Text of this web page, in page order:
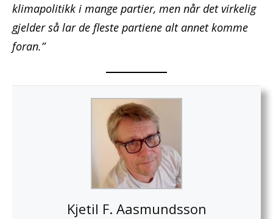
klimapolitikk i mange partier, men når det virkelig
gjelder så lar de fleste partiene alt annet komme
foran.”
Kjetil F. Aasmundsson